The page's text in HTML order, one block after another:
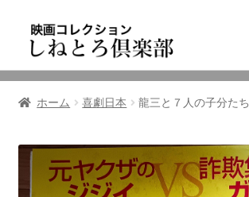
ゲ
シ
ン
ス
テ
ツ
ス
ッ
ニュース
東三河の映画館
ホーム 喜劇日本 龍三と７人の子分たち